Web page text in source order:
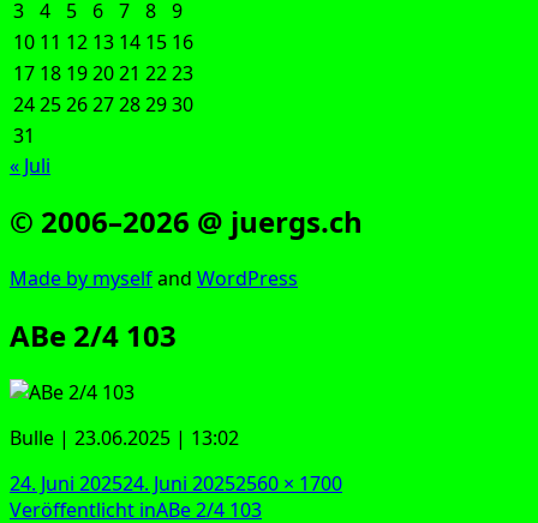
3 4 5 6 7 8 9
10 11 12 13 14 15 16
17 18 192021 2223
24252627282930
31
« Juli
© 2006–2026 @ juergs.ch
Made by mys­elfand Word­Press
ABe 2/4 103
Bul­le | 23.06.2025 | 13:02
Veröffentlicht
am
24. Juni 202524. Juni 2025Originalgröße
2560 × 1700
Veröffentlicht inABe 2/4 103